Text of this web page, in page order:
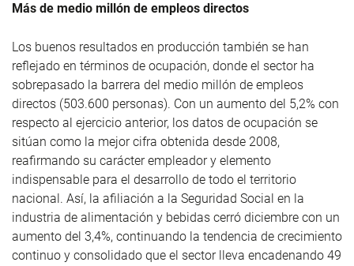
Más de medio millón de empleos directos
Los buenos resultados en producción también se han
reflejado en términos de ocupación, donde el sector ha
sobrepasado la barrera del medio millón de empleos
directos (503.600 personas). Con un aumento del 5,2% con
respecto al ejercicio anterior, los datos de ocupación se
sitúan como la mejor cifra obtenida desde 2008,
reafirmando su carácter empleador y elemento
indispensable para el desarrollo de todo el territorio
nacional. Así, la afiliación a la Seguridad Social en la
industria de alimentación y bebidas cerró diciembre con un
aumento del 3,4%, continuando la tendencia de crecimiento
continuo y consolidado que el sector lleva encadenando 49